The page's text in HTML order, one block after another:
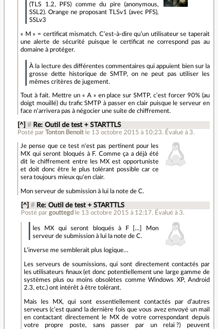
(TLS 1.2, PFS) comme du pire (anonymous,
SSL2). Orange ne proposant TLSv1 (avec PFS),
SSLv3
« M » = certificat mismatch. C’est-à-dire qu’un utilisateur se taperait
une alerte de sécurité puisque le certificat ne correspond pas au
domaine à protéger.
À la lecture des différentes commentaires qui appuient bien sur la
grosse dette historique de SMTP, on ne peut pas utiliser les
mêmes critères de jugement.
Tout à fait. Mettre un « A » en place sur SMTP, c’est forcer 90% (au
doigt mouillé) du trafic SMTP à passer en clair puisque le serveur en
face n’arrivera pas à négocier une suite de chiffrement.
[^] # Re: Outil de test + STARTTLS
Posté parTonton Benoit le 13 octobre 2015 à 10:23. Évalué à 3.
Je pense que ce test n'est pas pertinent pour les
MX qui seront bloqués à F. Comme ça a déjà été
dit le chiffrement entre les MX est opportuniste
et doit donc être le plus tolérant possible car ce
sera toujours mieux qu'en clair.
Mon serveur de submission à lui la note de C.
[^] # Re: Outil de test + STARTTLS
Posté par gouttegd le 13 octobre 2015 à 12:17. Évalué à 3.
les MX qui seront bloqués à F […] Mon
serveur de submission à lui la note de C.
L’inverse me semblerait plus logique…
Les serveurs de soumissions, qui sont directement contactés par
les utilisateurs finaux (et donc potentiellement une large gamme de
systèmes plus ou moins obsolètes comme Windows XP, Android
2.3, etc.) ont intérêt à être tolérant.
Mais les MX, qui sont essentiellement contactés par d’autres
serveurs (c’est quand la dernière fois que vous avez envoyé un mail
en contactant directement le MX de votre correspondant depuis
votre propre poste, sans passer par un relai ?) peuvent